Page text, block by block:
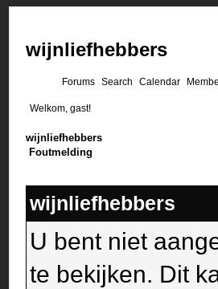
wijnliefhebbers
Forums Search Calendar
Welkom, gast!
wijnliefhebbers
Foutmelding
wijnliefhebbers
U bent niet
te bekijken. Dit